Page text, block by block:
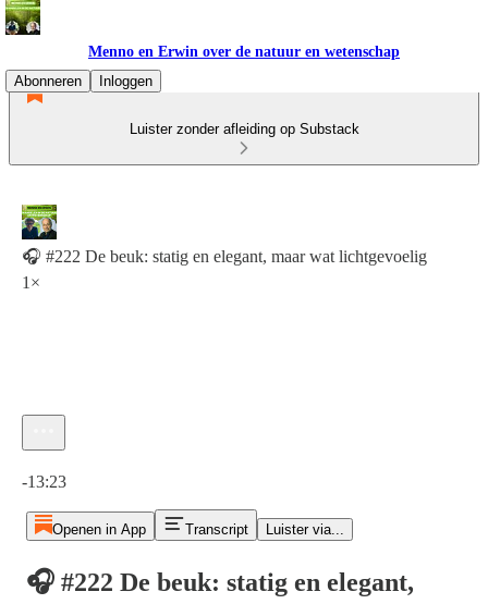
Menno en Erwin over de natuur en wetenschap
Abonneren
Inloggen
Luister zonder afleiding op Substack
🎧 #222 De beuk: statig en elegant, maar wat lichtgevoelig
1×
-13:23
Openen in App Transcript Luister via...
🎧 #222 De beuk: statig en elegant,